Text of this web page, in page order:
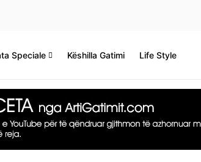
Speciale Këshilla Gatimi Life Style